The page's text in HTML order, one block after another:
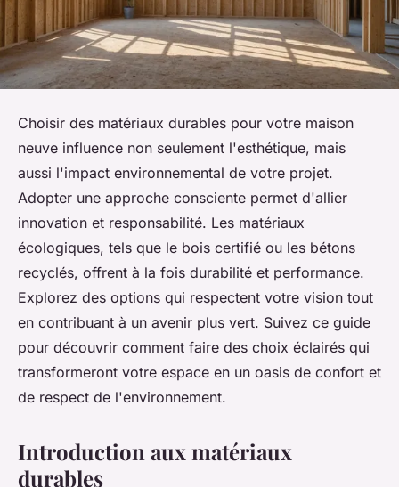
Choisir des matériaux durables pour votre maison
neuve influence non seulement l'esthétique, mais
aussi l'impact environnemental de votre projet.
Adopter une approche consciente permet d'allier
innovation et responsabilité. Les matériaux
écologiques, tels que le bois certifié ou les bétons
recyclés, offrent à la fois durabilité et performance.
Explorez des options qui respectent votre vision tout
en contribuant à un avenir plus vert. Suivez ce guide
pour découvrir comment faire des choix éclairés qui
transformeront votre espace en un oasis de confort et
de respect de l'environnement.
Introduction aux matériaux
durables